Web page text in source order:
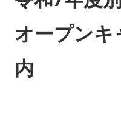
大学のあゆみ（概要）
研究者情報検索
診療
診療
オープンキ
内